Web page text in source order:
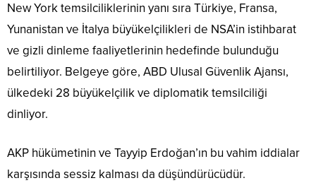
New York temsilciliklerinin yanı sıra Türkiye, Fransa,
Yunanistan ve İtalya büyükelçilikleri de NSA’in istihbarat
ve gizli dinleme faaliyetlerinin hedefinde bulunduğu
belirtiliyor. Belgeye göre, ABD Ulusal Güvenlik Ajansı,
ülkedeki 28 büyükelçilik ve diplomatik temsilciliği
dinliyor.
AKP hükümetinin ve Tayyip Erdoğan’ın bu vahim iddialar
karşısında sessiz kalması da düşündürücüdür.